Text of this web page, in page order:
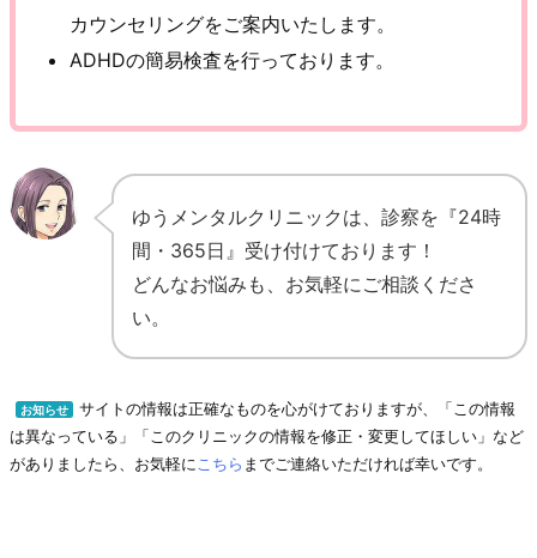
カウンセリングをご案内いたします。
ADHDの簡易検査を行っております。
ゆうメンタルクリニックは、診察を『24時
間・365日』受け付けております！
どんなお悩みも、お気軽にご相談くださ
い。
お知らせ
サイトの情報は正確なものを心がけておりますが、「この情報
は異なっている」「このクリニックの情報を修正・変更してほしい」など
がありましたら、お気軽に こちら までご連絡いただければ幸いです。